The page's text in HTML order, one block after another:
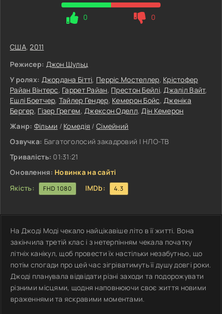
0 0
США,2011
Режисер: Джон Шульц
У ролях: Джордана Бітті, Перріс Мостеллер, Крістофер
Райан Вінтерс, Гаррет Райан, Престон Бейлі,Джаліл Вайт,
Ешлі Боетчер, Тайлер Гендер, Кемерон Бойс,Дженіка
Бергер, Гізер Грегем,Джексон Оделл,Дін Кемерон
Жанр: Фільми / Комедія /Сімейний
Озвучка: Багатоголосий закадровий | НЛО-ТВ
Тривалість: 01:31:21
Оновлення: Новинка на сайті
Якість:
FHD 1080 IMDb: 4.3
На Джоді Моді чекало найцікавіше літо в її житті. Вона
закінчила третій клас і з нетерпінням чекала початку
літніх канікул, щоб провести їх настільки незабутньо, що
потім спогади про цей час зігріватимуть її душу довгі роки.
Джоді планувала відвідати різні заходи та подорожувати
різними місцями, щодня наповнюючи своє життя новими
враженнями та яскравими моментами.